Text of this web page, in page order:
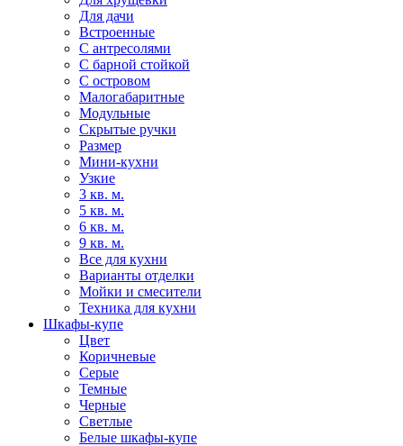
Для дачи
Встроенные
С антресолями
С барной стойкой
С островом
Малогабаритные
Модульные
Скрытые ручки
Размер
Мини-кухни
Узкие
3 кв. м.
5 кв. м.
6 кв. м.
9 кв. м.
Все для кухни
Варианты отделки
Мойки и смесители
Техника для кухни
Шкафы-купе
Цвет
Коричневые
Серые
Темные
Черные
Светлые
Белые шкафы-купе